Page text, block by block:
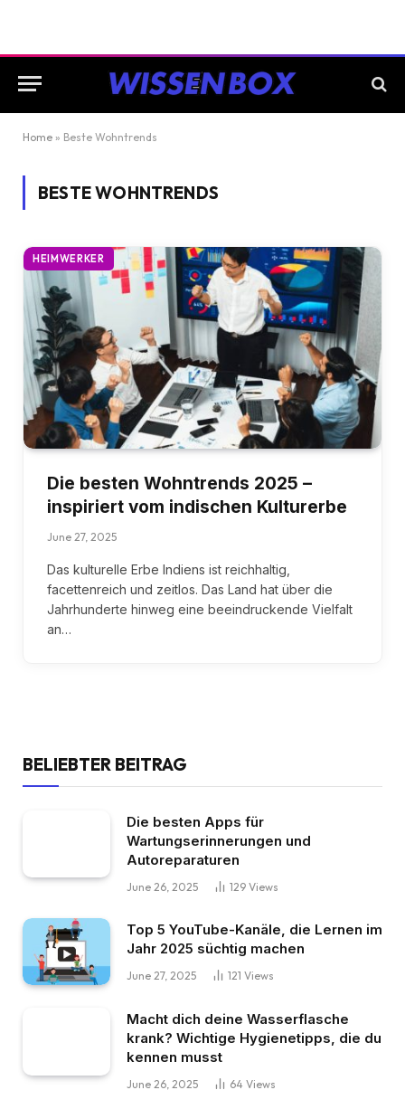
Home » Beste Wohntrends
BESTE WOHNTRENDS
HEIMWERKER
Die besten Wohntrends 2025 –
inspiriert vom indischen Kulturerbe
June 27, 2025
Das kulturelle Erbe Indiens ist reichhaltig,
facettenreich und zeitlos. Das Land hat über die
Jahrhunderte hinweg eine beeindruckende Vielfalt
an…
BELIEBTER BEITRAG
Die besten Apps für
Wartungserinnerungen und
Autoreparaturen
June 26, 2025 129 Views
Top 5 YouTube-Kanäle, die Lernen im
Jahr 2025 süchtig machen
June 27, 2025 121 Views
Macht dich deine Wasserflasche
krank? Wichtige Hygienetipps, die du
kennen musst
June 26, 2025 64 Views